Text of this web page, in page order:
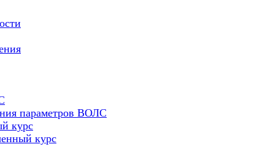
параметров ВОЛС
курс
курс